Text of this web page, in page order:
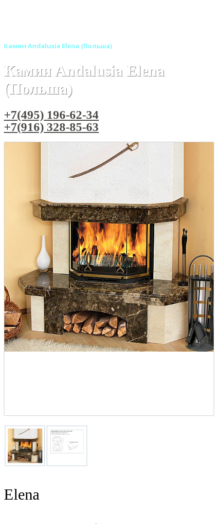
Камин Andalusia Elena (Польша)
Камин Andalusia Elena
(Польша)
+7(495) 196-62-34
+7(916) 328-85-63
Elena